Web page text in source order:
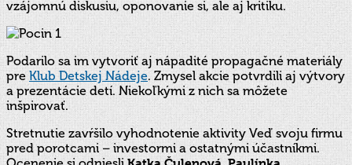
vzájomnú diskusiu, oponovanie si, ale aj kritiku.
Podarilo sa im vytvoriť aj nápadité propagačné materiály
preKlub Detskej Nádeje. Zmysel akcie potvrdili aj výtvory
a prezentácie detí. Niekoľkými z nich sa môžete
inšpirovať.
Stretnutie zavŕšilo vyhodnotenie aktivity Veď svoju firmu
pred porotcami – investormi a ostatnými účastníkmi.